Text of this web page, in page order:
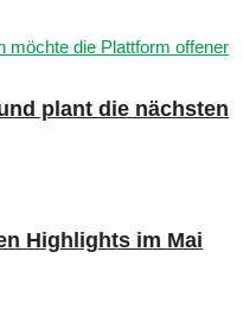
plant die nächsten
Highlights im Mai